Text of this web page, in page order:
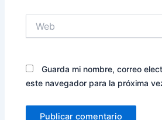
Guarda mi nombre, correo
este navegador para la próxima